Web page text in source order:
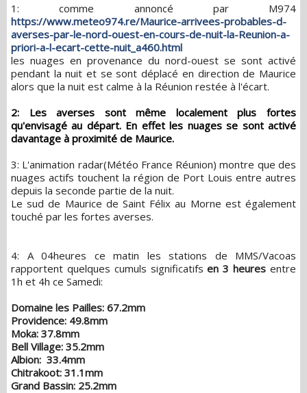
1: comme annoncé par M974
https://www.meteo974.re/Maurice-arrivees-probables-d-
averses-par-le-nord-ouest-en-cours-de-nuit-la-Reunion-a-
priori-a-l-ecart-cette-nuit_a460.html
les nuages en provenance du nord-ouest se sont activé
pendant la nuit et se sont déplacé en direction de Maurice
alors que la nuit est calme à la Réunion restée à l'écart.
2: Les averses sont même localement plus fortes
qu'envisagé au départ. En effet les nuages se sont activé
davantage à proximité de Maurice.
3: L'animation radar(Météo France Réunion) montre que des
nuages actifs touchent la région de Port Louis entre autres
depuis la seconde partie de la nuit.
Le sud de Maurice de Saint Félix au Morne est également
touché par les fortes averses.
4: A 04heures ce matin les stations de MMS/Vacoas
rapportent quelques cumuls significatifsen 3 heures entre
1h et 4h ce Samedi:
Domaine les Pailles: 67.2mm
Providence: 49.8mm
Moka: 37.8mm
Bell Village: 35.2mm
Albion: 33.4mm
Chitrakoot: 31.1mm
Grand Bassin: 25.2mm